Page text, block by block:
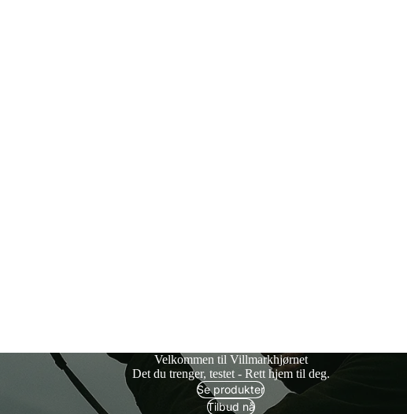
Velkommen til Villmarkhjørnet
Det du trenger, testet - Rett hjem til deg.
Se produkter
Tilbud nå